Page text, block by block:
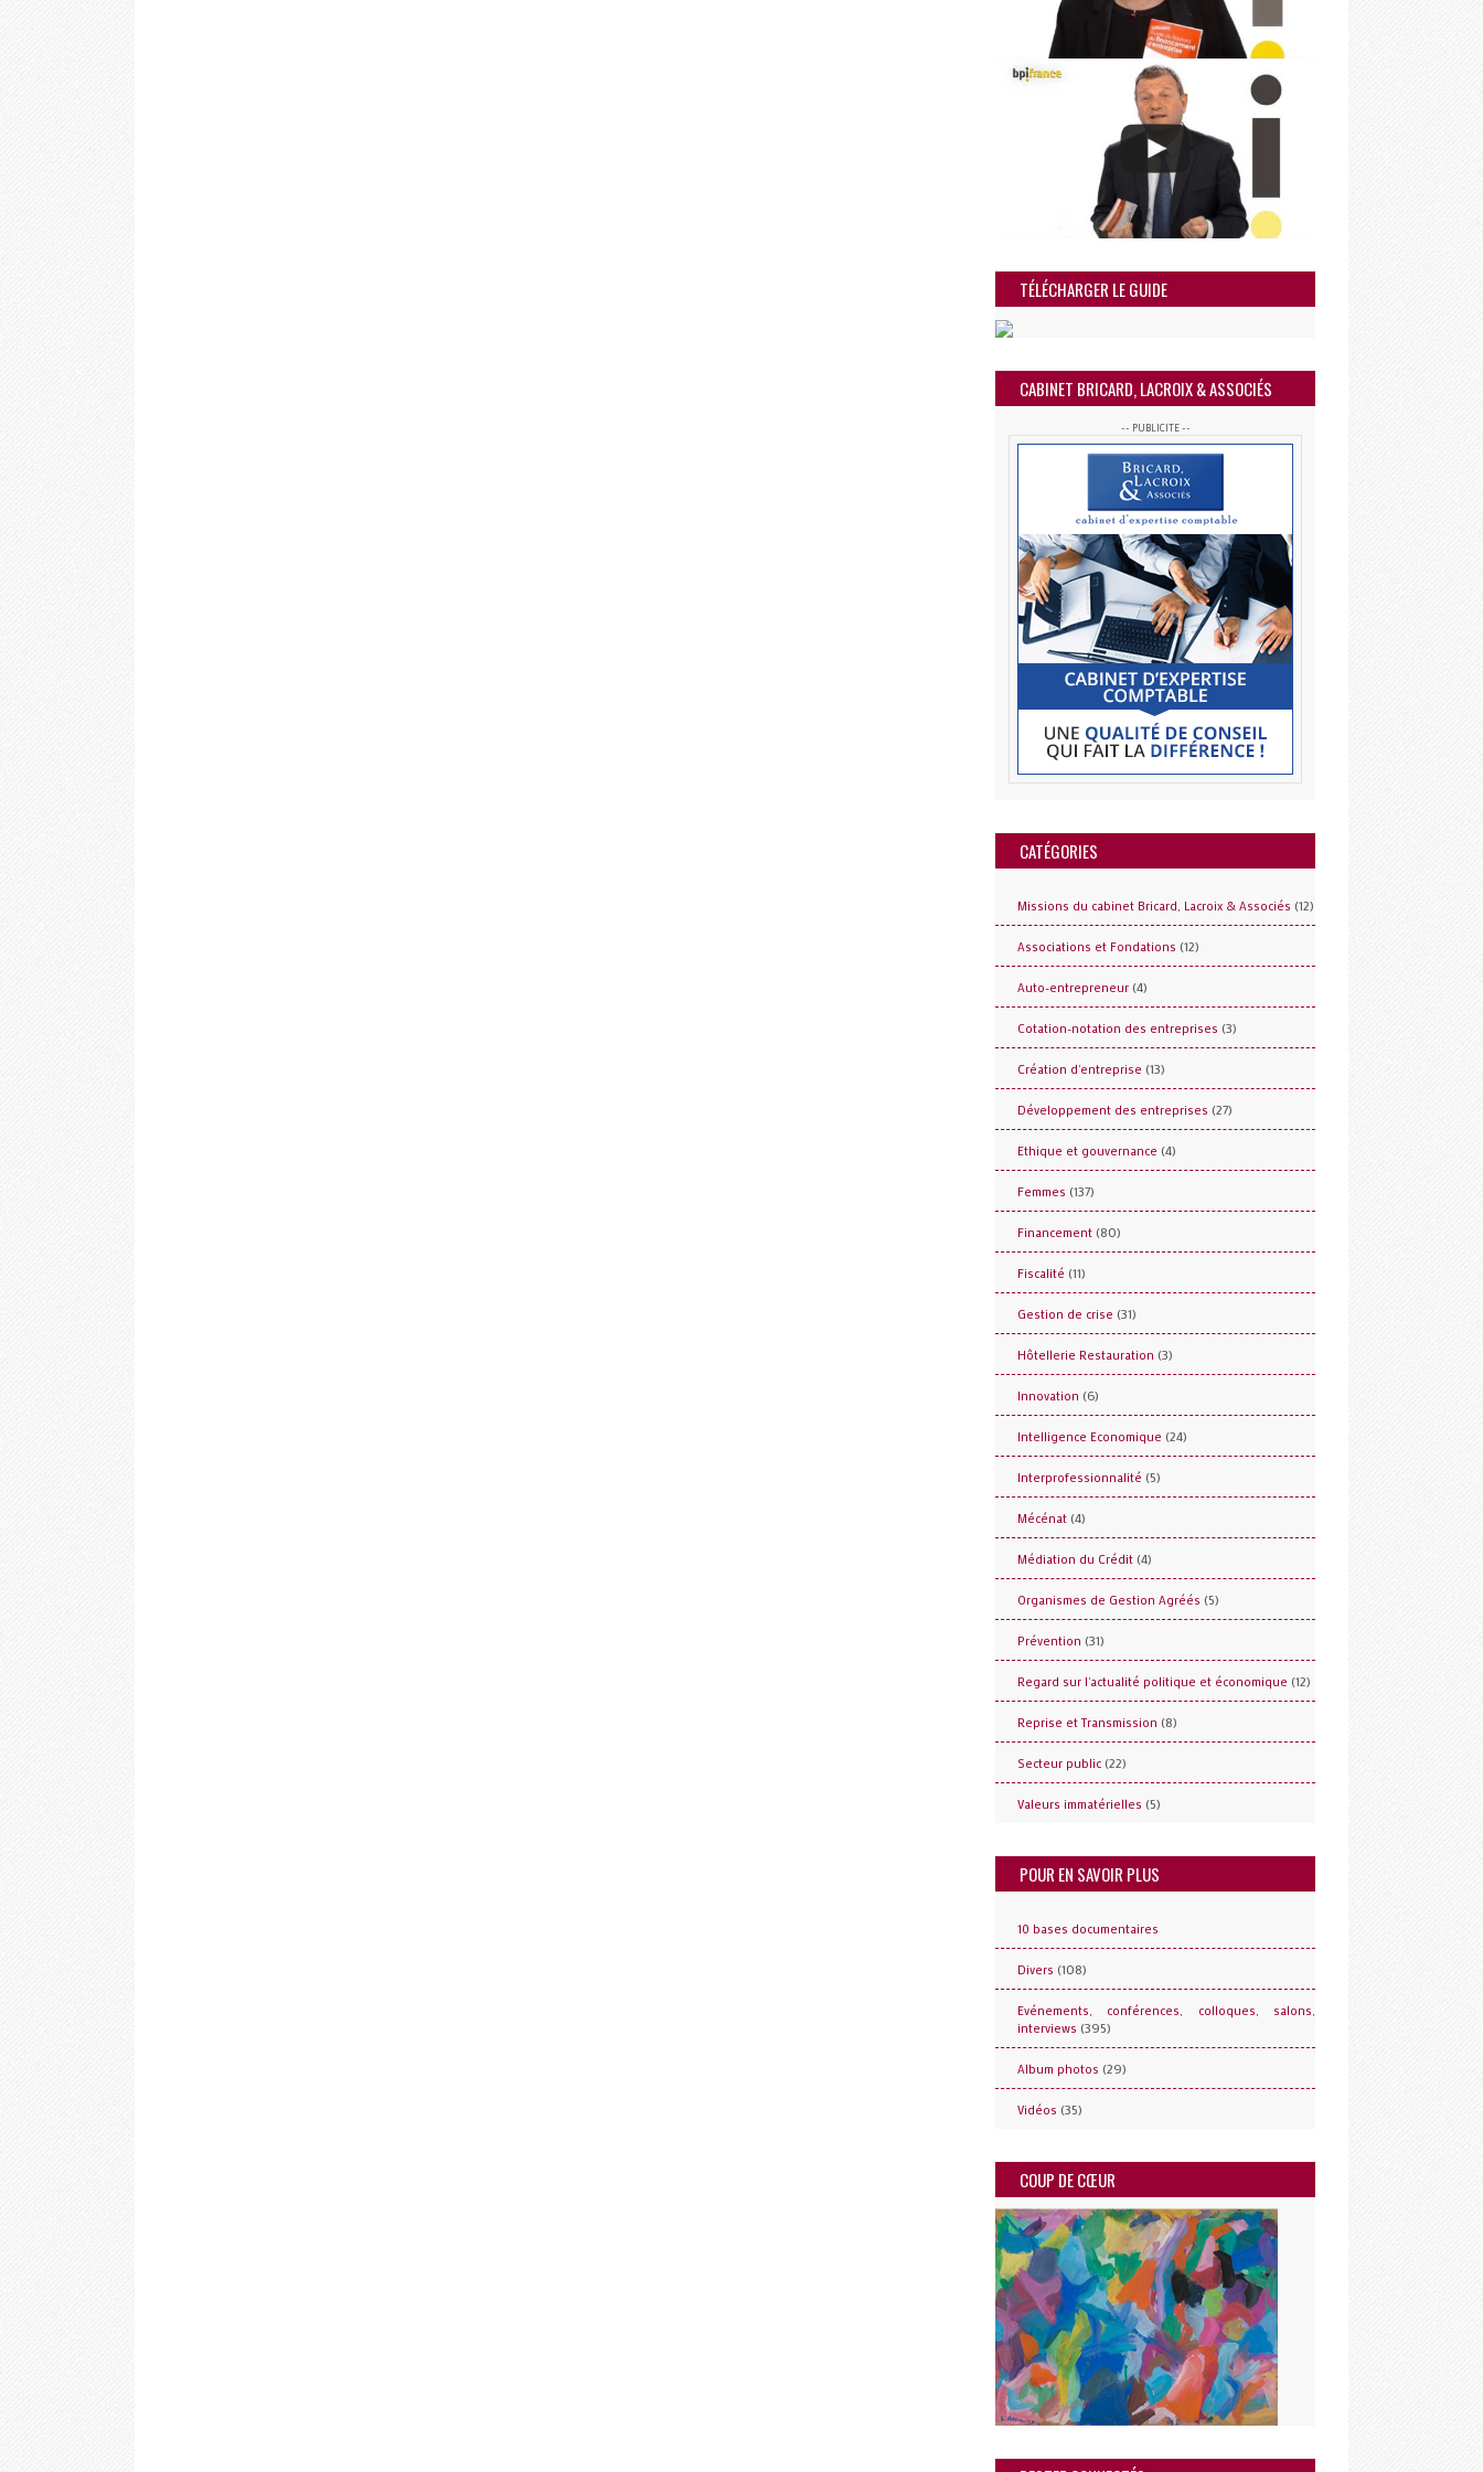
TÉLÉCHARGER LE GUIDE
CABINET BRICARD, LACROIX & ASSOCIÉS
-- PUBLICITE --
CATÉGORIES
Missions du cabinet Bricard, Lacroix & Associés (12)
Associations et Fondations (12)
Auto-entrepreneur (4)
Cotation-notation des entreprises (3)
Création d'entreprise (13)
Développement des entreprises (27)
Ethique et gouvernance (4)
Femmes (137)
Financement (80)
Fiscalité (11)
Gestion de crise (31)
Hôtellerie Restauration (3)
Innovation (6)
Intelligence Economique (24)
Interprofessionnalité (5)
Mécénat (4)
Médiation du Crédit (4)
Organismes de Gestion Agréés (5)
Prévention (31)
Regard sur l'actualité politique et économique (12)
Reprise et Transmission (8)
Secteur public (22)
Valeurs immatérielles (5)
POUR EN SAVOIR PLUS
10 bases documentaires
Divers (108)
Evénements, conférences, colloques, salons,
interviews (395)
Album photos (29)
Vidéos (35)
COUP DE CŒUR